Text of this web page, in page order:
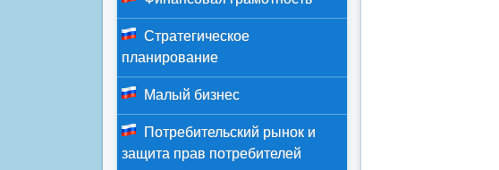
Стратегическое
планирование
Малый бизнес
Потребительский рынок и
защита прав потребителей